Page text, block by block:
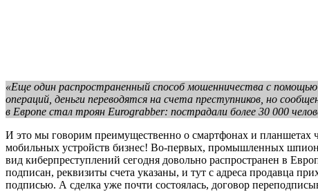
«Еще один распространенный способ мошенничества с
операций, деньги переводятся на счета преступников, но
в Европе стал троян Eurograbber: пострадали более 30 000
И это мы говорим преимущественно о смартфонах и
мобильных устройств бизнес! Во-первых, промышленных
вид киберпреступлений сегодня довольно распространен в
подписан, реквизиты счета указаны, и тут с адреса продавца
подписью. А сделка уже почти состоялась, договор